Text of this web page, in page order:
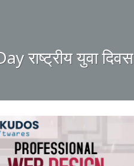
राष्ट्रीय युवा दिवस